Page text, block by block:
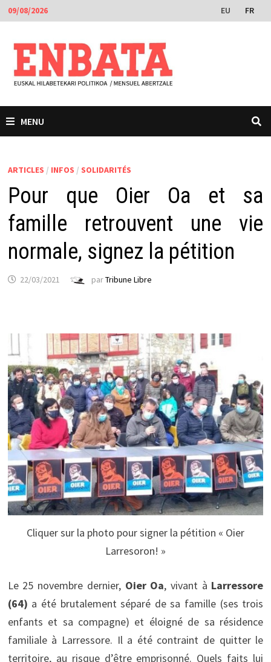
Passer
au
contenu
09/08/2026 EU FR
MENU
ARTICLES / INFOS / SOLIDARITÉS
Pour que Oier Oa et sa
famille retrouvent une vie
normale, signez la pétition
22/03/2021 parTribune Libre
Cliquer sur la photo pour signer la pétition « Oier
Larresoron! »
Le 25 novembre dernier, Oier Oa, vivant à Larressore
(64) a été brutalement séparé de sa famille (ses trois
enfants et sa compagne) et éloigné de sa résidence
familiale à Larressore. Il a été contraint de quitter le
territoire, au risque d’être emprisonné. Quels faits lui